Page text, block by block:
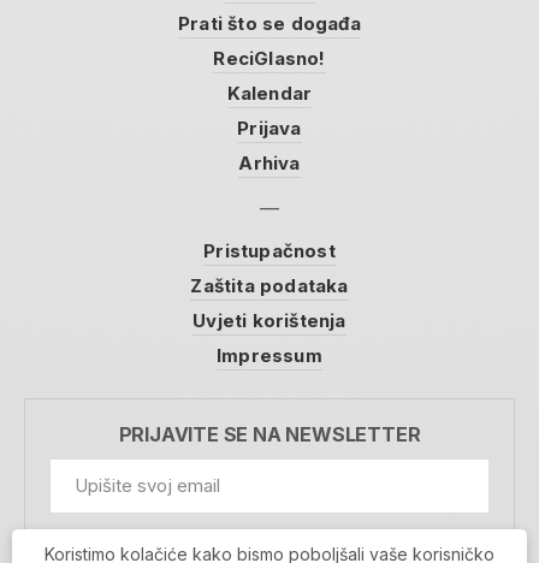
Prati što se događa
ReciGlasno!
Kalendar
Prijava
Arhiva
Pristupačnost
Zaštita podataka
Uvjeti korištenja
Impressum
PRIJAVITE SE NA NEWSLETTER
Koristimo kolačiće kako bismo poboljšali vaše korisničko